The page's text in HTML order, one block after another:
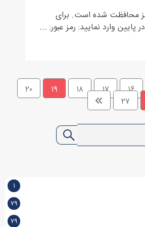
محافظت شده است. برای
پایین وارد نمایید: رمز عبور: ...
۱۶ ۱۷ ۱۸ ۱۹
۲۰
۲۷
۱
۷۹
۷۹